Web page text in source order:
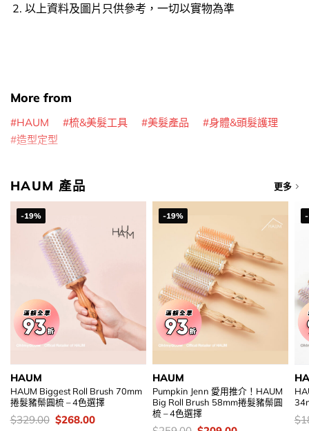
以上資料及圖片只供參考，一切以實物為準
More from
HAUM 梳&美髮工具 美髮產品
身體&頭髮護理
造型定型
HAUM 產品 更多
-19%
HAUM
HAUM Biggest Roll Brush 70mm
捲髮豬鬃圓梳 – 4色選擇
價
$329.00 Original
$268.00Current
-19%
HAUM
Pumpkin Jenn 愛用推介！HAUM
Big Roll Brush 58mm捲髮豬鬃圓
梳 – 4色選擇
價
$